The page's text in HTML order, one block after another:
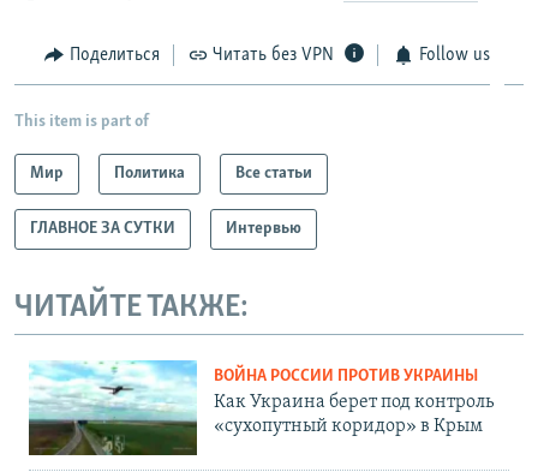
Поделиться Читать без VPN Follow us
This item is part of
Мир Политика Все статьи
ГЛАВНОЕ ЗА СУТКИ Интервью
ЧИТАЙТЕ ТАКЖЕ:
ВОЙНА РОССИИ ПРОТИВ УКРАИНЫ
Как Украина берет под контроль
«сухопутный коридор» в Крым